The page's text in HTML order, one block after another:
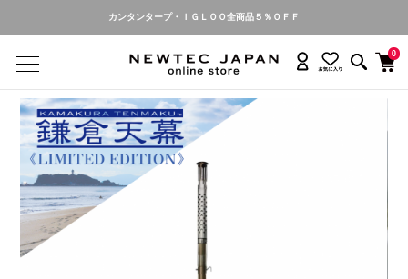
カンタンタープ名入れ・お申し込み受付中
0